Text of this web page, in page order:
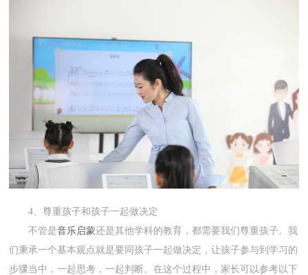
4、尊重孩子和孩子一起做决定
不管是音乐启蒙还是其他学科的教育，都需要我们尊重孩子。我
们秉承一个基本观点就是要同孩子一起做决定，让孩子参与到学习的
步骤当中，一起思考，一起判断。在这个过程中，家长可以参考以下